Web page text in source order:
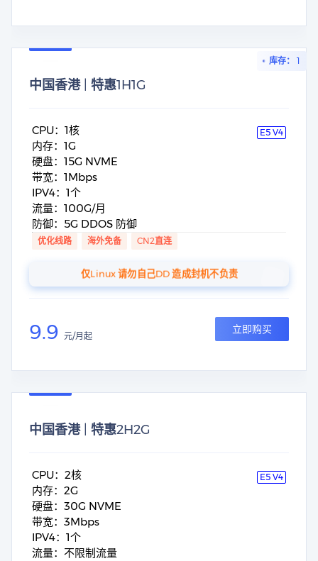
库存： 1
中国香港 | 特惠1H1G
CPU：1核 E5 V4
内存：1G
硬盘：15G NVME
带宽：1Mbps
IPV4：1个
流量：100G/月
防御：5G DDOS 防御
优化线路 海外免备 CN2直连
仅Linux 请勿自己DD 造成封机不负责
9.9 元/月起
立即购买
中国香港 | 特惠2H2G
CPU：2核 E5 V4
内存：2G
硬盘：30G NVME
带宽：3Mbps
IPV4：1个
流量：不限制流量